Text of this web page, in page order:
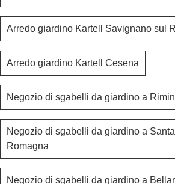
Arredo giardino Kartell Savignano sul
Arredo giardino Kartell Cesena
Negozio di sgabelli da giardino a
Negozio di sgabelli da giardino a
Romagna
Negozio di sgabelli da giardino a